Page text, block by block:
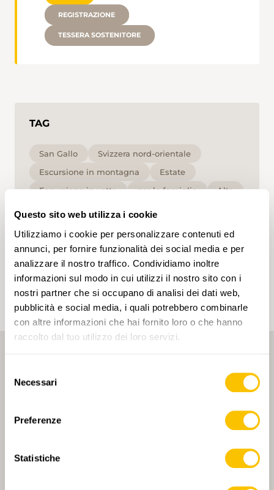
Questo sito web utilizza i cookie
Utilizziamo i cookie per personalizzare contenuti ed
annunci, per fornire funzionalità dei social media e per
analizzare il nostro traffico. Condividiamo inoltre
informazioni sul modo in cui utilizzi il nostro sito con i
nostri partner che si occupano di analisi dei dati web,
pubblicità e social media, i quali potrebbero combinarle
con altre informazioni che hai fornito loro o che hanno
raccolto dal tuo utilizzo dei loro servizi.
delNecessari
Preferenze
Statistiche
REGISTRAZIONE
TESSERA SOSTENITORE
TAG
San Gallo
Svizzera nord-orientale
Escursione in montagna
Estate
Escursione in vetta
per le famiglie
Alta
Cliccando su un tag, puoi aggiungerlo al tuo
account e ottenere contenuti personalizzati in base
ai tuoi interessi. I tag possono essere salvati solo in
un account.